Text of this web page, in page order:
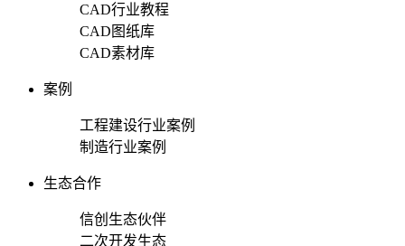
CAD行业教程
CAD图纸库
CAD素材库
案例
工程建设行业案例
制造行业案例
生态合作
信创生态伙伴
二次开发生态